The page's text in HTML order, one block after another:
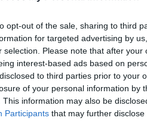
opt-out of the sale, sharing to third
for targeted advertising by
selection. Please note that after
interest-based ads based on
to third parties prior to your
of your personal information by
This information may also be
Participants that may further